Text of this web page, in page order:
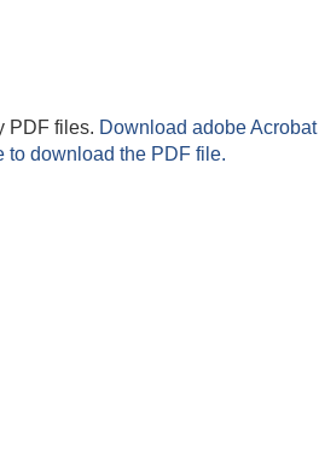
PDF files. Download adobe Acrobat
to download the PDF file.